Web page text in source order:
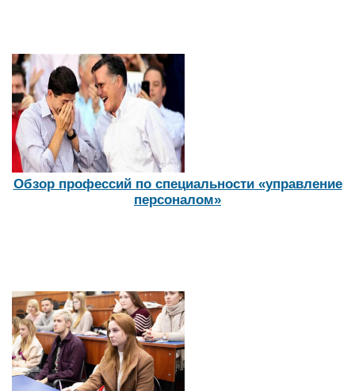
Обзор профессий по специальности «управление
персоналом»